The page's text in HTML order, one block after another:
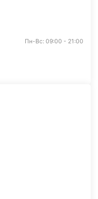
Пн-Вс: 09:00 - 21:00